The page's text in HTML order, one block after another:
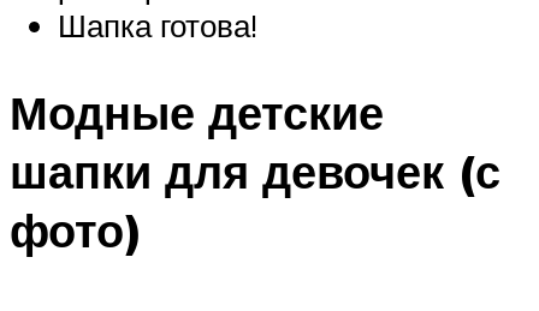
Шапка готова!
Модные детские
шапки для девочек (с
фото)